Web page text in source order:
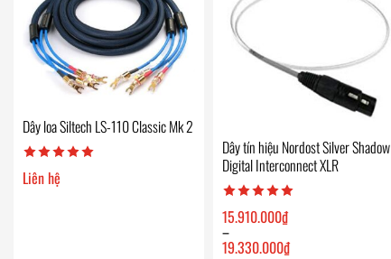
Dây loa Siltech LS-110 Classic Mk 2
Liên hệ
Dây tín hiệu Nordost Silver Shadow
Digital Interconnect XLR
15.910.000₫
–
19.330.000₫